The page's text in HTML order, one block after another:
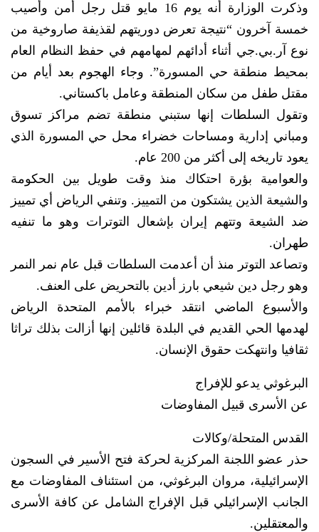
وذكرت الوزارة أنه يوم 16 مايو قتل رجل أمن وأصيب
خمسة آخرون “نتيجة تعرض دوريتهم لقذيفة صاروخية من
نوع آر.بي.جي أثناء أدائهم لمهامهم في حفظ النظام العام
بمحيط منطقة حي المسورة”. وجاء الهجوم بعد أيام من
مقتل طفل من سكان المنطقة وعامل باكستاني.
وتقول السلطات إنها ستبني منطقة تضم مراكز تسوق
ومباني إدارية ومساحات خضراء محل حي المسورة الذي
يعود تاريخه إلى أكثر من 200 عام.
والعوامية بؤرة احتكاك منذ وقت طويل بين الحكومة
والشيعة الذين يشتكون من التمييز. وتنفي الرياض أي تمييز
ضد الشيعة وتتهم إيران بإشعال التوترات وهو ما تنفيه
طهران.
وتصاعد التوتر منذ أن أعدمت السلطات قبل عام نمر النمر
وهو رجل دين شيعي بارز أدين بالتحريض على العنف.
والأسبوع الماضي انتقد خبراء بالأمم المتحدة الرياض
لهدمها الحي القديم في البلدة قائلين إنها أزالت بذلك تراثا
ثقافيا وانتهكت حقوق الإنسان.
البرغوثي يدعو للإفراج
عن الأسرى قبيل المفاوضات
القدس المتحلة/وكالات
حذر عضو اللجنة المركزية لحركة فتح الأسير في السجون
الإسرائيلية، مروان البرغوثي، من استئناف المفاوضات مع
الجانب الإسرائيلي قبل الإفراج الشامل عن كافة الأسرى
والمعتقلين.